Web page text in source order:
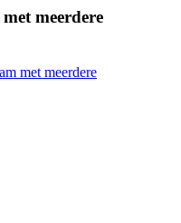
meerdere
met meerdere